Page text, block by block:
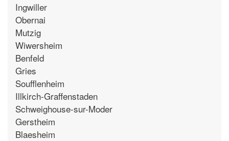
Ingwiller
Obernai
Mutzig
Wiwersheim
Benfeld
Gries
Soufflenheim
Illkirch-Graffenstaden
Schweighouse-sur-Moder
Gerstheim
Blaesheim